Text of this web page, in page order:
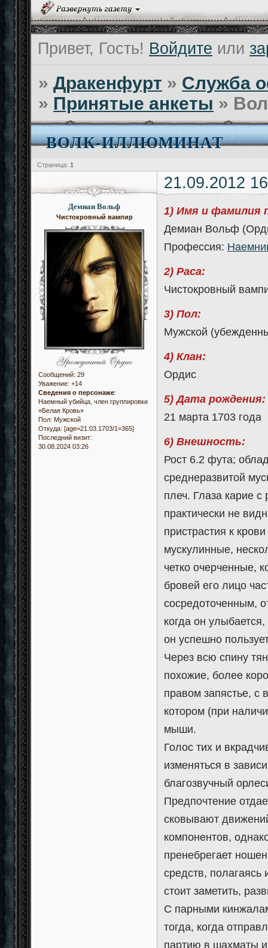
Привет, Гость! Войдите или
»Дракенфурт » Служба
» Принятые анкеты »
ВОЛК-ИЛЛЮМИНАТ
Страница: 1
21.09.2012
Демиан Вольф
Чистокровный вампир
Сообщений: 29
Уважение: +14
Сведения о персонаже:
Наемный убийца, член группировки
«Белая Кровь»
Пол: Мужской
Откуда: [age=21.03.1703/1=365]
Последний визит:
30.08.2024 03:26
1) Имя и фамилия
Демиан Вольф
Профессия:
2) Раса:
Чистокровный
3) Пол:
Мужской
4) Клан:
Ордис
5) Дата рождения:
21 марта 1703 года
6) Внешность:
Рост 6.2 фута;
среднеразвитой
плеч. Глаза карие
практически не
пристрастия к
мускулинные,
четко очерченные,
бровей его лицо
сосредоточенным,
когда он
он успешно
Через всю спину
похожие, более
правом запястье,
котором (при
мыши.
Голос тих и
изменяться в
благозвучный
Предпочтение
сковывают
компонентов,
пренебрегает
средств, полагаясь
стоит заметить,
С парными
тогда, когда
партию в шахматы